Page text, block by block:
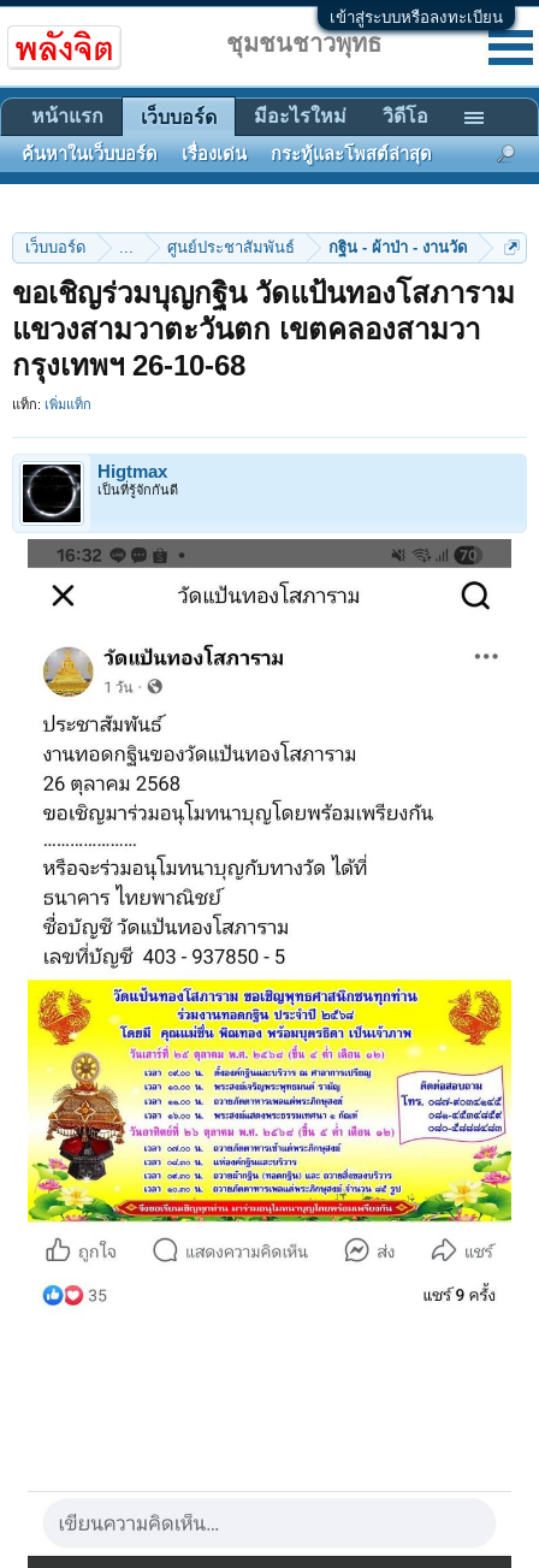
เข้าสู่ระบบหรือลงทะเบียน
เว็บบอร์ด ... ศูนย์ประชาสัมพันธ์ กฐิน - ผ้าป่า - งานวัด
ขอเชิญร่วมบุญกฐิน วัดแป้นทองโสภาราม
แขวงสามวาตะวันตก เขตคลองสามวา
กรุงเทพฯ 26-10-68
แท็ก: เพิ่มแท็ก
Higtmax
เป็นที่รู้จักกันดี
ชุมชนชาวพุทธ
หน้าแรก เว็บบอร์ด
ค้นหาในเว็บบอร์ด เรื่องเด่น กระทู้และโพสต์ล่าสุด
มีอะไรใหม่ วิดีโอ